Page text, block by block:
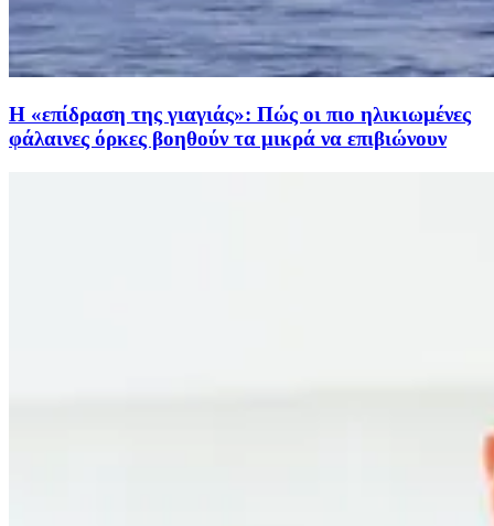
H «επίδραση της γιαγιάς»: Πώς οι πιο ηλικιωμένες
φάλαινες όρκες βοηθούν τα μικρά να επιβιώνουν